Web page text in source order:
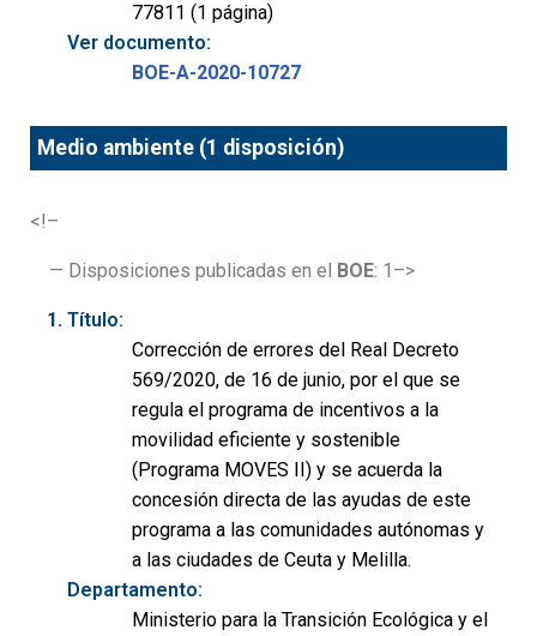
77811 (1 página)
Ver documento:
BOE-A-2020-10727
Medio ambiente (1 disposición)
<!–
— Disposiciones publicadas en el BOE: 1–>
Título:
Corrección de errores del Real Decreto
569/2020, de 16 de junio, por el que se
regula el programa de incentivos a la
movilidad eficiente y sostenible
(Programa MOVES II) y se acuerda la
concesión directa de las ayudas de este
programa a las comunidades autónomas y
a las ciudades de Ceuta y Melilla.
Departamento:
Ministerio para la Transición Ecológica y el